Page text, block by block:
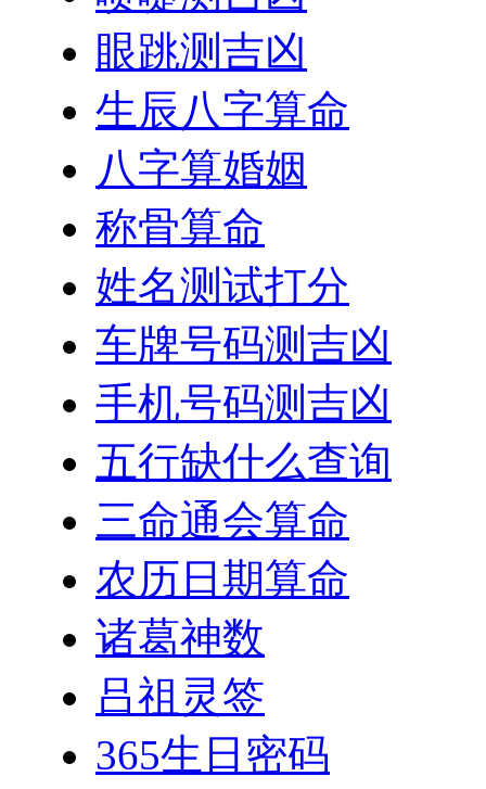
眼跳测吉凶
生辰八字算命
八字算婚姻
称骨算命
姓名测试打分
车牌号码测吉凶
手机号码测吉凶
五行缺什么查询
三命通会算命
农历日期算命
诸葛神数
吕祖灵签
365生日密码